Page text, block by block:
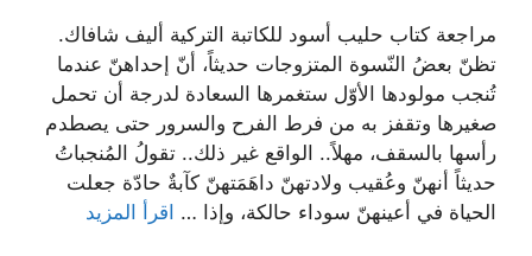
مراجعة كتاب حليب أسود للكاتبة التركية أليف شافاك.
تظنّ بعضُ النّسوة المتزوجات حديثاً، أنّ إحداهنّ عندما
تُنجب مولودها الأوّل ستغمرها السعادة لدرجة أن تحمل
صغيرها وتقفز به من فرط الفرح والسرور حتى يصطدم
رأسها بالسقف، مهلاً.. الواقع غير ذلك.. تقولُ المُنجباتُ
حديثاً أنهنّ وعُقيب ولادتهنّ داهَمَتهنّ كآبةٌ حادّة جعلت
الحياة في أعينهنّ سوداء حالكة، وإذا … اقرأ المزيد